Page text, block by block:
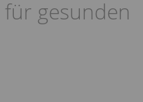
gesunden